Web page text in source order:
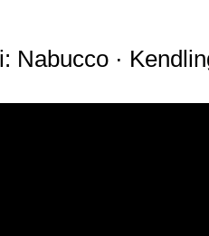
Nabucco ·